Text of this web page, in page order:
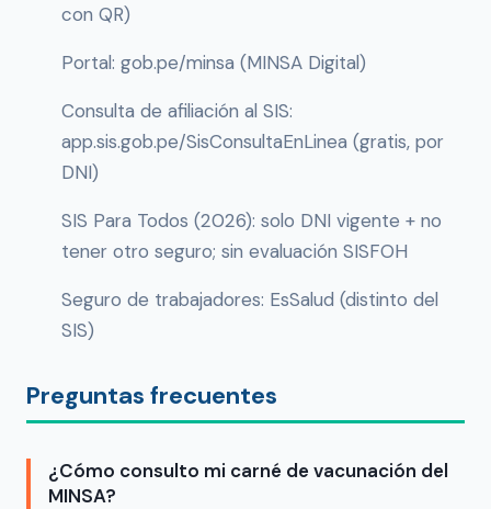
con QR)
Portal: gob.pe/minsa (MINSA Digital)
Consulta de afiliación al SIS:
app.sis.gob.pe/SisConsultaEnLinea (gratis, por
DNI)
SIS Para Todos (2026): solo DNI vigente + no
tener otro seguro; sin evaluación SISFOH
Seguro de trabajadores: EsSalud (distinto del
SIS)
Preguntas frecuentes
¿Cómo consulto mi carné de vacunación del
MINSA?